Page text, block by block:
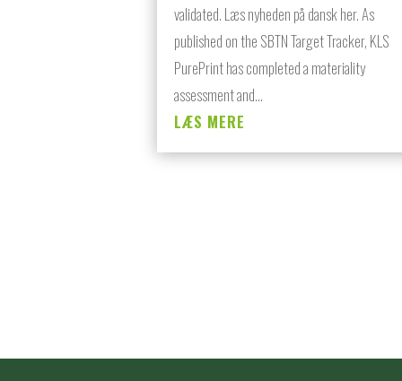
validated. Læs nyheden på dansk her. As
published on the SBTN Target Tracker, KLS
PurePrint has completed a materiality
assessment and...
LÆS MERE